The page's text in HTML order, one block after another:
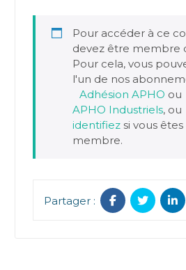
Pour accéder à ce
devez être membre
Pour cela, vous
l'un de nos
Adhésion APHO ou
APHO Industriels, ou
identifiezsi vous êtes
membre.
Partager :